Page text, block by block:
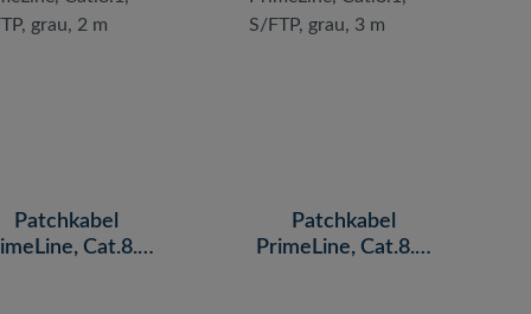
Patchkabel
Cat.8.1,
Patchkabel
PrimeLine, Cat.8.1,